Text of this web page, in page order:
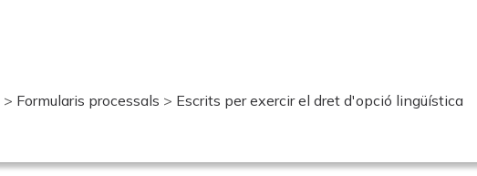
> Formularis processals > Escrits per exercir el dret d'opció lingüística